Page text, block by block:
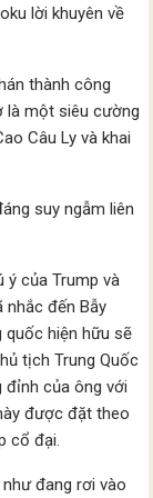
lời khuyên về
thành công
là một siêu cường
Câu Ly và khai
suy ngẫm liên
ý của Trump và
nhắc đến Bẫy
hiện hữu sẽ
tịch Trung Quốc
đỉnh của ông với
được đặt theo
cổ đại.
đang rơi vào